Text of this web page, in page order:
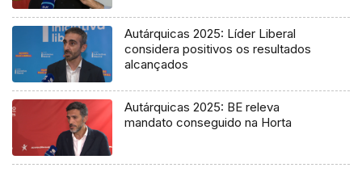
Autárquicas 2025: Líder Liberal
considera positivos os resultados
alcançados
Autárquicas 2025: BE releva
mandato conseguido na Horta